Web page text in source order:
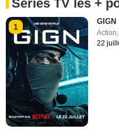
Séries TV les +
1
GIGN
Action
22